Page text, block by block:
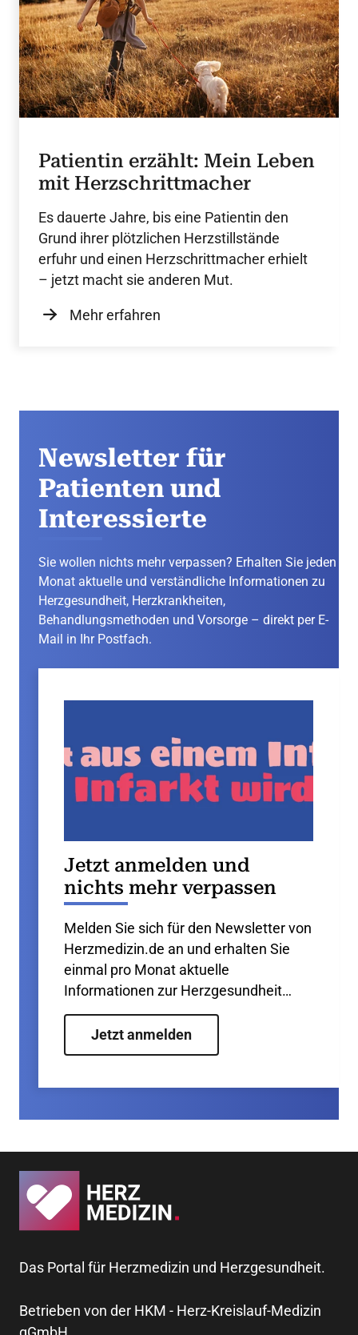
Patientin erzählt: Mein Leben
mit Herzschrittmacher
Es dauerte Jahre, bis eine Patientin den
Grund ihrer plötzlichen Herzstillstände
erfuhr und einen Herzschrittmacher erhielt
– jetzt macht sie anderen Mut.
Mehr erfahren
Newsletter für
Patienten und
Interessierte
Sie wollen nichts mehr verpassen? Erhalten Sie jeden
Monat aktuelle und verständliche Informationen zu
Herzgesundheit, Herzkrankheiten,
Behandlungsmethoden und Vorsorge – direkt per E-
Mail in Ihr Postfach.
Jetzt anmelden und
nichts mehr verpassen
Melden Sie sich für den Newsletter von
Herzmedizin.de an und erhalten Sie
einmal pro Monat aktuelle
Informationen zur Herzgesundheit
verständlich erklärt.
Jetzt anmelden
Das Portal für Herzmedizin und Herzgesundheit.
Betrieben von der HKM - Herz-Kreislauf-Medizin